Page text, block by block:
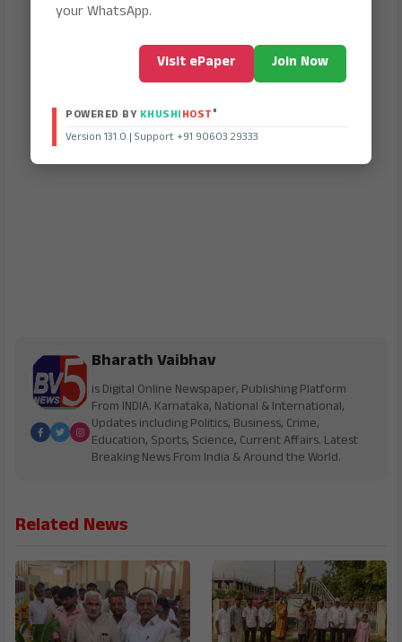
Bharath Vaibhav
is Digital Online Newspaper, Publishing Platform
From INDIA. Karnataka, National & International,
Updates including Politics, Business, Crime,
Education, Sports, Science, Current Affairs. Latest
Breaking News From India & Around the World.
Related News
your WhatsApp.
Visit ePaper Join Now
POWERED BY KHUSHIHOST®
Version 131.0 | Support +91 90603 29333